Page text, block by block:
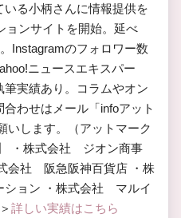
る小柄さんに情報提供を
ョンサイトを開始。延べ
Instagramのフォロワー数
ニュースエキスパー
筆実績あり。コラムやオン
わせはメール「infoアット
いします。（アットマーク
・株式会社 ジオン商事
会社 阪急阪神百貨店 ・株
ョン ・株式会社 マルイ
詳しい実績はこちら